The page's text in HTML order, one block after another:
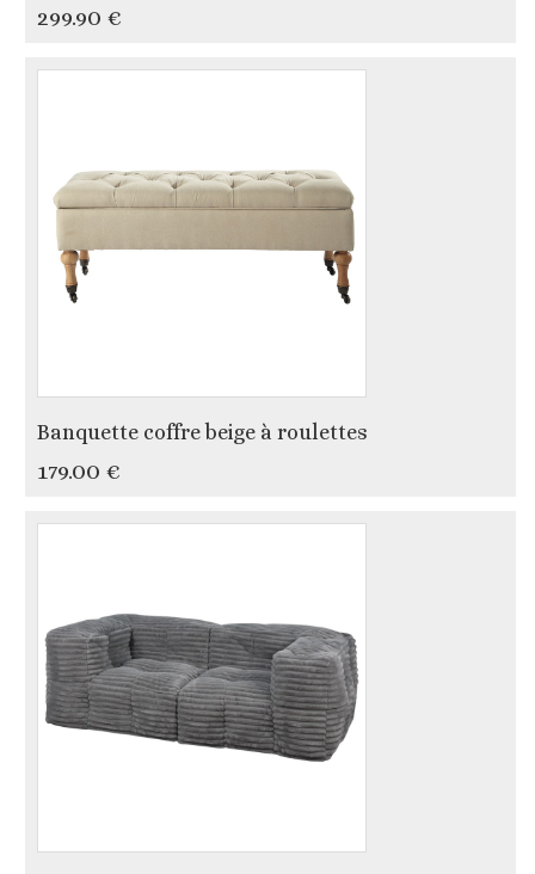
299.90 €
Banquette coffre beige à roulettes
179.00 €